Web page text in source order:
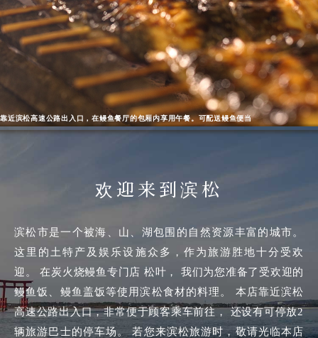
靠近滨松高速公路出入口，在鳗鱼餐厅的包厢内享用午餐。可配送鳗鱼便当
欢迎来到滨松
滨松市是一个被海、山、湖包围的自然资源丰富的城市。
这里的土特产及娱乐设施众多，作为旅游胜地十分受欢
迎。 在炭火烧鳗鱼专门店 松叶， 我们为您准备了受欢迎的
鳗鱼饭、鳗鱼盖饭等使用滨松食材的料理。 本店靠近滨松
高速公路出入口，非常便于顾客乘车前往， 还设有可停放2
辆旅游巴士的停车场。 若您来滨松旅游时，敬请光临本店